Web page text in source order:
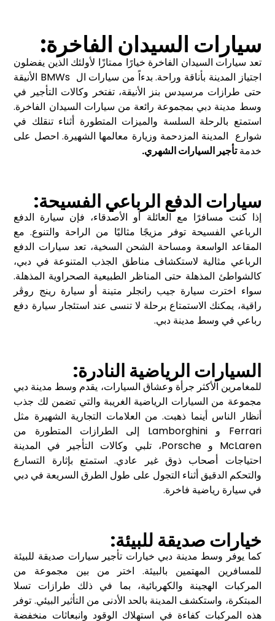
سيارات السيدان الفاخرة:
تعد سيارات السيدان الفاخرة خيارًا ممتازًا لأولئك الذين يفضلون
اجتياز المدينة بأناقة وراحة. بدءاً من سيارات ال BMWs الأنيقة
حتى طرازات مرسيدس بنز الأنيقة، تفتخر وكالات التأجير في
وسط مدينة دبي بمجموعة رائعة من سيارات السيدان الفاخرة.
استمتع بالرحلة السلسة والميزات المتطورة أثناء تنقلك في
شوارع المدينة المزدحمة وزيارة معالمها الشهيرة. احصل على
خدمةتأجير السياراتالشهري.
سيارات الدفع الرباعي الفسيحة:
إذا كنت مسافرًا مع العائلة أو الأصدقاء، فإن سيارة الدفع
الرباعي الفسيحة توفر مزيجًا مثاليًا من الراحة والتنوع. مع
المقاعد الواسعة ومساحة الشحن السخية، تعد سيارات الدفع
الرباعي مثالية لاستكشاف مناطق الجذب المتنوعة في دبي،
كالشواطئ المذهلة حتى المناظر الطبيعية الصحراوية المذهلة.
سواء اخترت سيارة جيب رانجلر متينة أو سيارة رينج روڤر
راقية، يمكنك الاستمتاع برحلة لا تنسى عند استئجار سيارة دفع
رباعي في وسط مدينة دبي.
السيارات الرياضية النادرة:
للمغامرين الأكثر جرأة وعشاق السيارات، يقدم وسط مدينة دبي
مجموعة من السيارات الرياضية الغريبة والتي تضمن لك جذب
أنظار الناس أينما ذهبت. من العلامات التجارية الشهيرة مثل
Ferrari و Lamborghini إلى الطرازات المتطورة من
McLaren و Porsche، تلبي وكالات التأجير في المدينة
احتياجات أصحاب ذوق غير عادي. استمتع بإثارة التسارع
والتحكم الدقيق أثناء التجول على طول الطرق السريعة في دبي
في سيارة رياضية فاخرة.
خيارات صديقة للبيئة:
كما يوفر وسط مدينة دبي خيارات تأجير سيارات صديقة للبيئة
للمسافرين المهتمين بالبيئة. اختر من بين مجموعة من
المركبات الهجينة والكهربائية، بما في ذلك طرازات تسلا
المبتكرة، واستكشف المدينة بالحد الأدنى من التأثير البيئي. توفر
هذه المركبات كفاءة في استهلاك الوقود وانبعاثات منخفضة